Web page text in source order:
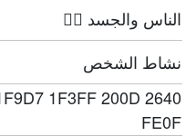
🤦‍♀️ الناس والجسد
نشاط الشخص
1F3FF 200D 2640
FE0F